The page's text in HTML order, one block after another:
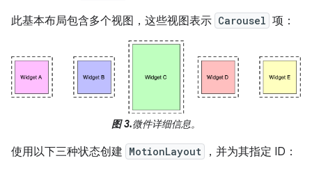
此基本布局包含多个视图，这些视图表示 Carousel 项：
图 3.微件详细信息。
使用以下三种状态创建 MotionLayout
，并为其指定 ID：